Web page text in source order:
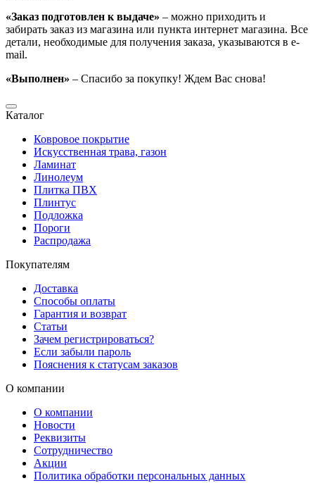
«Заказ подготовлен к выдаче» – можно приходить и
забирать заказ из магазина или пункта интернет магазина. Все
детали, необходимые для получения заказа, указываются в e-
mail.
«Выполнен» – Спасибо за покупку! Ждем Вас снова!
Каталог
Ковровое покрытие
Искусственная трава, газон
Ламинат
Линолеум
Плитка ПВХ
Плинтус
Подложка
Пороги
Распродажа
Покупателям
Доставка
Способы оплаты
Гарантия и возврат
Статьи
Зачем регистрироваться?
Если забыли пароль
Пояснения к статусам заказов
О компании
О компании
Новости
Реквизиты
Сотрудничество
Акции
Политика обработки персональных данных